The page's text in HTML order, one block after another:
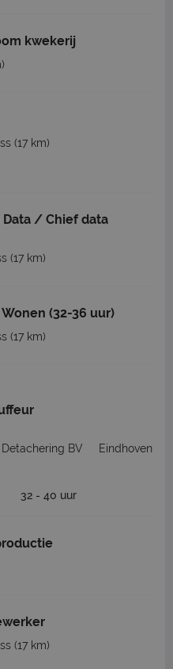
kwekerij
(17 km)
Data / Chief data
(17 km)
(32-36 uur)
(17 km)
BV
Eindhoven
32 - 40 uur
(17 km)